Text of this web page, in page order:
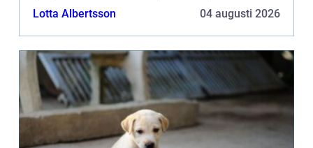
ansvar för...
Lotta Albertsson 04 augusti 2026